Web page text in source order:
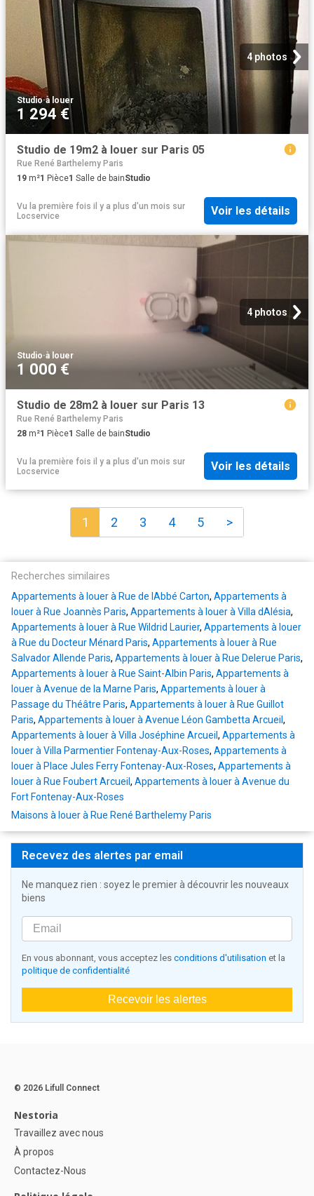
4 photos
Studio·à louer
1 294 €
Studio de 19m2 à louer sur Paris 05
Rue René Barthelemy Paris
19 m²1 Pièce1 Salle de bainStudio
Vu la première fois il y a plus d'un mois sur
Locservice
Voir les détails
4 photos
Studio·à louer
1 000 €
Studio de 28m2 à louer sur Paris 13
Rue René Barthelemy Paris
28 m²1 Pièce1 Salle de bainStudio
Vu la première fois il y a plus d'un mois sur
Locservice
Voir les détails
1 2 3 4 5 >
Recherches similaires
Appartements à louer à Rue de lAbbé Carton, Appartements à
louer à Rue Joannès Paris, Appartements à louer à Villa dAlésia,
Appartements à louer à Rue Wildrid Laurier, Appartements à louer
à Rue du Docteur Ménard Paris, Appartements à louer à Rue
Salvador Allende Paris, Appartements à louer à Rue Delerue Paris,
Appartements à louer à Rue Saint-Albin Paris, Appartements à
louer à Avenue de la Marne Paris, Appartements à louer à
Passage du Théâtre Paris, Appartements à louer à Rue Guillot
Paris, Appartements à louer à Avenue Léon Gambetta Arcueil ,
Appartements à louer à Villa Joséphine Arcueil , Appartements à
louer à Villa Parmentier Fontenay-Aux-Roses, Appartements à
louer à Place Jules Ferry Fontenay-Aux-Roses, Appartements à
louer à Rue Foubert Arcueil , Appartements à louer à Avenue du
Fort Fontenay-Aux-Roses
Maisons à louer à Rue René Barthelemy Paris
Recevez des alertes par email
Ne manquez rien : soyez le premier à découvrir les nouveaux
biens
En vous abonnant, vous acceptez les conditions d'utilisation et la
politique de confidentialité
Recevoir les alertes
© 2026 Lifull Connect
Nestoria
Travaillez avec nous
À propos
Contactez-Nous